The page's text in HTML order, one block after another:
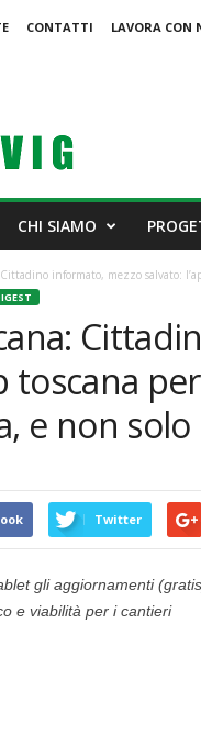
CONTATTI LAVORA CON
CHI SIAMO
Cittadino informato, mezzo salvato:
toscana
e non solo
Twitter
gli aggiornamenti
e viabilità per i cantieri